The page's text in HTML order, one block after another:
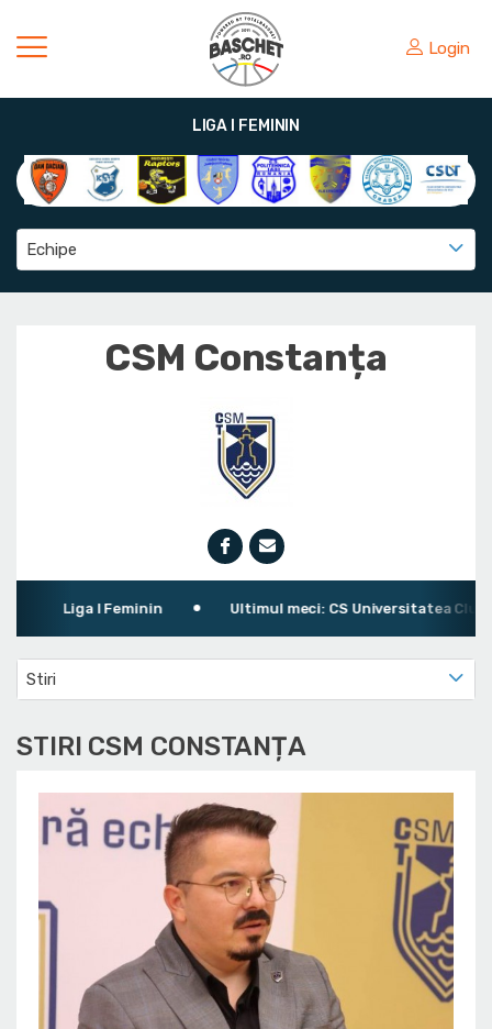
Login
LIGA I FEMININ
Echipe
CSM Constanța
Liga I Feminin Ultimul meci: CS Universitatea Cluj-
Stiri
STIRI CSM CONSTANȚA